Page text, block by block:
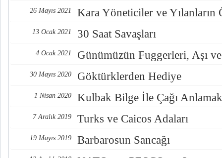
26 Mayıs 2021 Kara Yöneticiler ve Yılanların
13 Ocak 2021 30 Saat Savaşları
4 Ocak 2021 Günümüzün Fuggerleri, Aşı
30 Mayıs 2020 Göktürklerden Hediye
1 Nisan 2020 Kulbak Bilge İle Çağı Anlamak
7 Aralık 2019 Turks ve Caicos Adaları
19 Mayıs 2019 Barbarosun Sancağı